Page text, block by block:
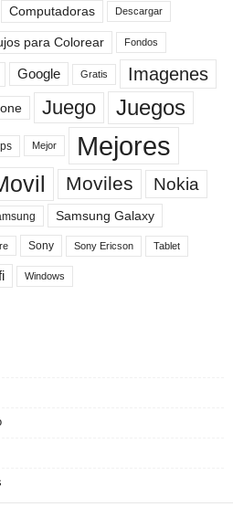
Computadoras Descargar
para Colorear Fondos
Google Gratis Imagenes
Juego Juegos
Mejor Mejores
Moviles Nokia
Samsung Galaxy
Sony Sony Ericson Tablet
Windows